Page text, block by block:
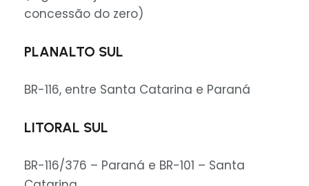
concessão do zero)
PLANALTO SUL
BR-116, entre Santa Catarina e Paraná
LITORAL SUL
BR-116/376 – Paraná e BR-101 – Santa